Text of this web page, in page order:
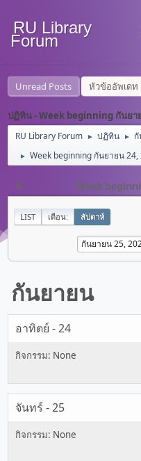
RU Library
Forum
Unread Posts หัวข้ออัพเดท
ปฏิทิน - Week beginning กันยา
RU Library Forum ► ปฏิทิน ►
► Week beginning กันยายน 24,
« Week
LIST เดือน: สัปดาห์
กันยายน
อาทิตย์ - 24
จันทร์ - 25